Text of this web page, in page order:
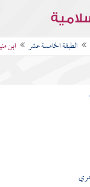
الطبقة الخامسة عشر ابن